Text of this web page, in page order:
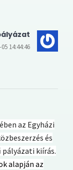
14:44:46
az Egyházi
és
kiírás.
alapján az